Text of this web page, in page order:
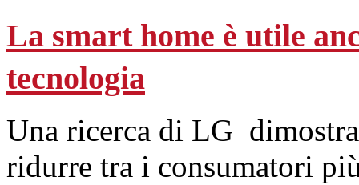
La smart home è utile
tecnologia
Una ricerca di LG
ridurre tra i consumatori